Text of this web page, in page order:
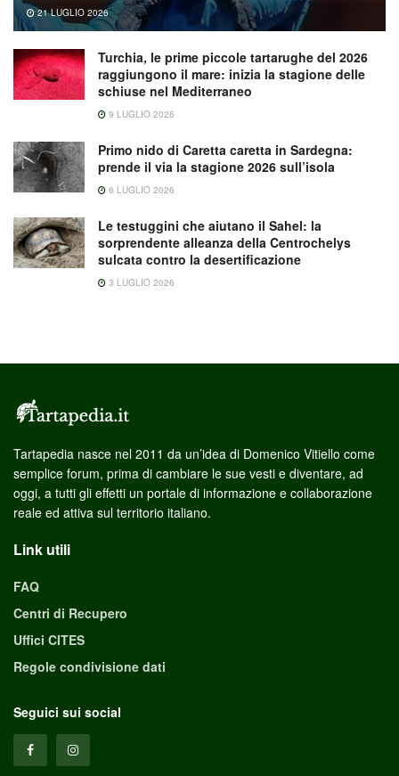
21 LUGLIO 2026
Turchia, le prime piccole tartarughe del 2026
raggiungono il mare: inizia la stagione delle
schiuse nel Mediterraneo
9 LUGLIO 2026
Primo nido di Caretta caretta in Sardegna:
prende il via la stagione 2026 sull’isola
6 LUGLIO 2026
Le testuggini che aiutano il Sahel: la
sorprendente alleanza della Centrochelys
sulcata contro la desertificazione
3 LUGLIO 2026
Tartapedia nasce nel 2011 da un’idea di Domenico Vitiello come
semplice forum, prima di cambiare le sue vesti e diventare, ad
oggi, a tutti gli effetti un portale di informazione e collaborazione
reale ed attiva sul territorio italiano.
Link utili
FAQ
Centri di Recupero
Uffici CITES
Regole condivisione dati
Seguici sui social